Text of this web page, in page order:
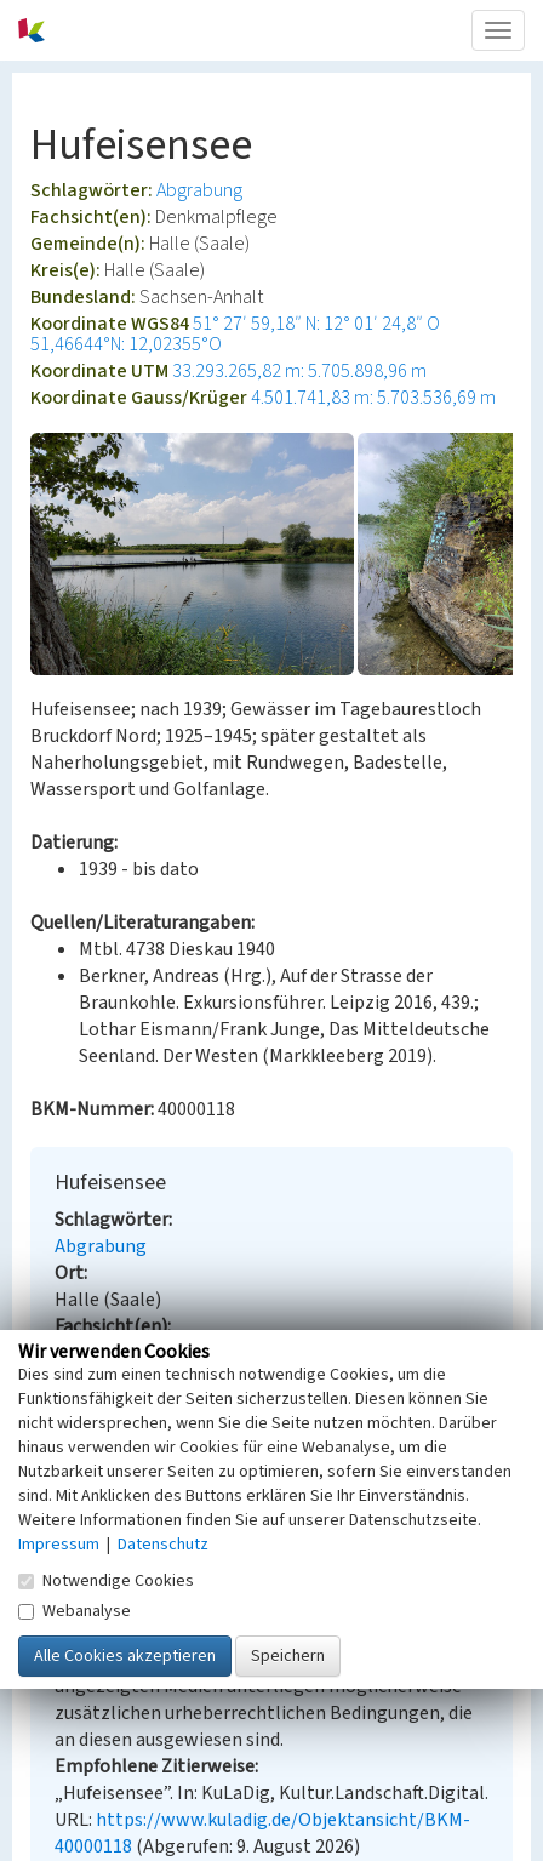
Hufeisensee
Schlagwörter:Abgrabung
Fachsicht(en): Denkmalpflege
Gemeinde(n): Halle (Saale)
Kreis(e): Halle (Saale)
Bundesland:Sachsen-Anhalt
Koordinate WGS8451° 27′ 59,18″ N: 12° 01′ 24,8″ O
51,46644°N: 12,02355°O
Koordinate UTM 33.293.265,82 m: 5.705.898,96 m
Koordinate Gauss/Krüger4.501.741,83 m: 5.703.536,69 m
Hufeisensee; nach 1939; Gewässer im Tagebaurestloch
Bruckdorf Nord; 1925–1945; später gestaltet als
Naherholungsgebiet, mit Rundwegen, Badestelle,
Wassersport und Golfanlage.
Datierung:
1939 - bis dato
Quellen/Literaturangaben:
Mtbl. 4738 Dieskau 1940
Berkner, Andreas (Hrg.), Auf der Strasse der
Braunkohle. Exkursionsführer. Leipzig 2016, 439.;
Lothar Eismann/Frank Junge, Das Mitteldeutsche
Seenland. Der Westen (Markkleeberg 2019).
BKM-Nummer:40000118
Hufeisensee
Schlagwörter
Abgrabung
Ort
Halle (Saale)
Fachsicht(en)
Denkmalpflege
Erfassungsmaßstab
Keine Angabe
Erfassungsmethode
Übernahme aus externer Fachdatenbank
Empfohlene Zitierweise
Urheberrechtlicher Hinweis
Der hier präsentierte Inhalt steht unter der freien
Lizenz dl-by-de/2.0 (Namensnennung). Die
angezeigten Medien unterliegen möglicherweise
zusätzlichen urheberrechtlichen Bedingungen, die
an diesen ausgewiesen sind.
Empfohlene Zitierweise
„Hufeisensee”. In: KuLaDig, Kultur.Landschaft.Digital.
URL: https://www.kuladig.de/Objektansicht/BKM-
40000118 (Abgerufen: 9. August 2026)
Wir verwenden Cookies
Dies sind zum einen technisch notwendige Cookies, um die
Funktionsfähigkeit der Seiten sicherzustellen. Diesen können Sie
nicht widersprechen, wenn Sie die Seite nutzen möchten. Darüber
hinaus verwenden wir Cookies für eine Webanalyse, um die
Nutzbarkeit unserer Seiten zu optimieren, sofern Sie einverstanden
sind. Mit Anklicken des Buttons erklären Sie Ihr Einverständnis.
Weitere Informationen finden Sie auf unserer Datenschutzseite.
Impressum | Datenschutz
Notwendige Cookies
Webanalyse